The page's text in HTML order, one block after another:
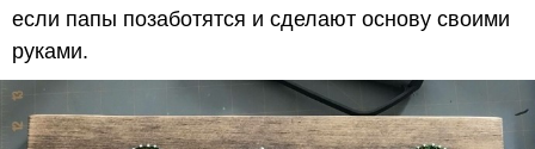
если папы позаботятся и сделают основу своими
руками.